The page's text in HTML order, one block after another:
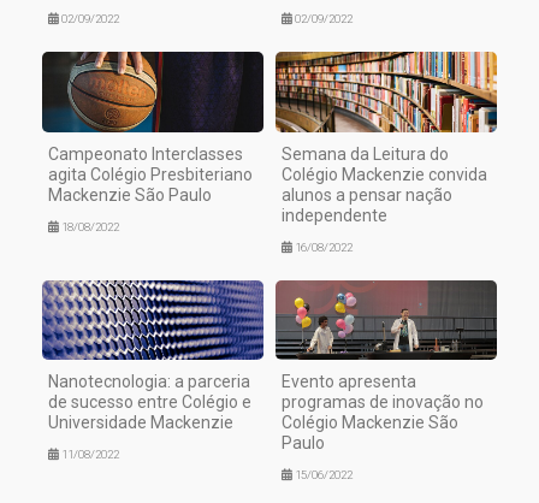
02/09/2022 02/09/2022
Campeonato Interclasses
agita Colégio Presbiteriano
Mackenzie São Paulo
18/08/2022
Semana da Leitura do
Colégio Mackenzie convida
alunos a pensar nação
independente
16/08/2022
Nanotecnologia: a parceria
de sucesso entre Colégio e
Universidade Mackenzie
11/08/2022
Evento apresenta
programas de inovação no
Colégio Mackenzie São
Paulo
15/06/2022